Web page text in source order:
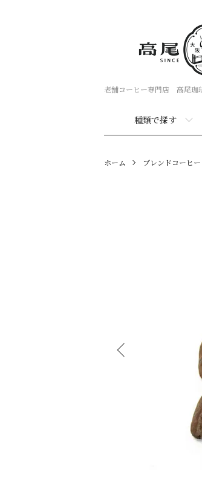
老舗コーヒー専門店 高尾珈
種類で探す
ホーム ブレンドコーヒー